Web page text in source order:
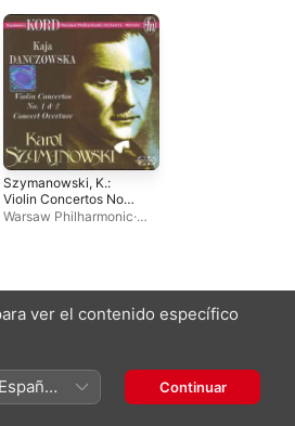
Szymanowski, K.:
Violin Concertos Nos.
1 and 2 - Concert
Warsaw Philharmonic·
ver el contenido específico
Continuar